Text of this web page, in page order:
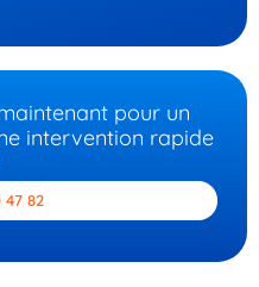
pour un
intervention rapide
47 82